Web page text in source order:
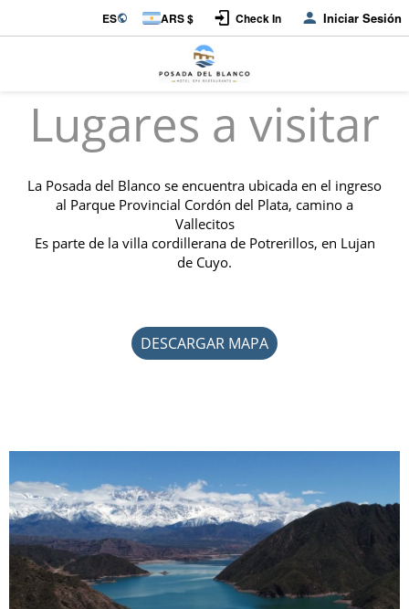
ES ARS $ Check In Iniciar Sesión
Lugares a visitar
La Posada del Blanco se encuentra ubicada en el ingreso
al Parque Provincial Cordón del Plata, camino a
Vallecitos
Es parte de la villa cordillerana de Potrerillos, en Lujan
de Cuyo.
DESCARGAR MAPA